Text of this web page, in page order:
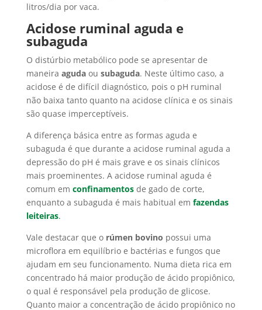
litros/dia por vaca.
Acidose ruminal aguda e
subaguda
O distúrbio metabólico pode se apresentar de
maneira agudaou subaguda. Neste último caso, a
acidose é de difícil diagnóstico, pois o pH ruminal
não baixa tanto quanto na acidose clínica e os sinais
são quase imperceptíveis.
A diferença básica entre as formas aguda e
subaguda é que durante a acidose ruminal aguda a
depressão do pH é mais grave e os sinais clínicos
mais proeminentes. A acidose ruminal aguda é
comum em confinamentosde gado de corte,
enquanto a subaguda é mais habitual em fazendas
leiteiras.
Vale destacar que orúmen bovino possui uma
microflora em equilíbrio e bactérias e fungos que
ajudam em seu funcionamento. Numa dieta rica em
concentrado há maior produção de ácido propiônico,
o qual é responsável pela produção de glicose.
Quanto maior a concentração de ácido propiônico no